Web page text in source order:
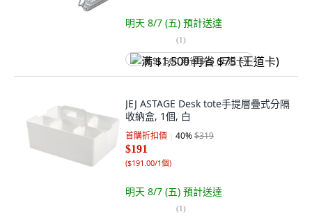
明天 8/7 (五) 預計送達
(1)
满 $1,500 再省 $75 (王道卡)
JEJ ASTAGE Desk tote手提層疊式分隔
收納盒, 1個, 白
首購折扣價 40%$319
$191
($191.00/1個)
明天 8/7 (五) 預計送達
(1)